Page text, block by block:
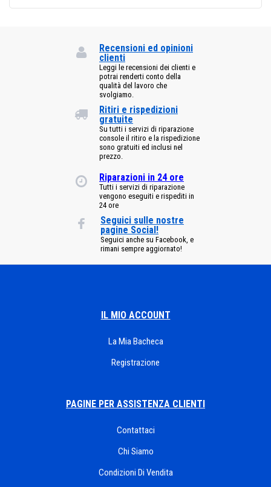
Recensioni ed opinioni
clienti
Leggi le recensioni dei clienti e
potrai renderti conto della
qualità del lavoro che
svolgiamo.
Ritiri e rispedizioni
gratuite
Su tutti i servizi di riparazione
console il ritiro e la rispedizione
sono gratuiti ed inclusi nel
prezzo.
Riparazioni in 24 ore
Tutti i servizi di riparazione
vengono eseguiti e rispediti in
24 ore
Seguici sulle nostre
pagine Social!
Seguici anche su Facebook, e
rimani sempre aggiornato!
IL MIO ACCOUNT
La Mia Bacheca
Registrazione
PAGINE PER ASSISTENZA CLIENTI
Contattaci
Chi Siamo
Condizioni Di Vendita